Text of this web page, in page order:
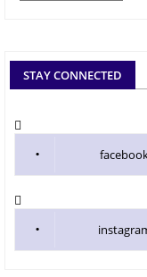
STAY CONNECTED